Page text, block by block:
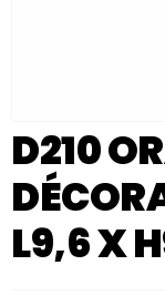
D210
L9,6 X